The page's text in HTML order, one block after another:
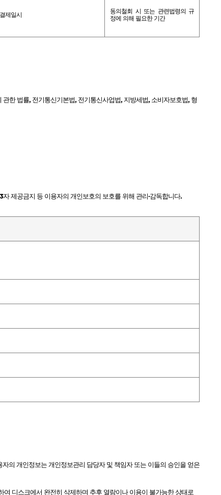
결제일시
동의철회 시 또는 관련법령의 규
정에 의해 필요한 기간
관한 법률, 전기통신기본법, 전기통신사업법, 지방세법, 소비자보호법, 형
3자 제공금지 등 이용자의 개인보호의 보호를 위해 관리·감독합니다.
자의 개인정보는 개인정보관리 담당자 및 책임자 또는 이들의 승인을 얻은
디스크에서 완전히 삭제하며 추후 열람이나 이용이 불가능한 상태로